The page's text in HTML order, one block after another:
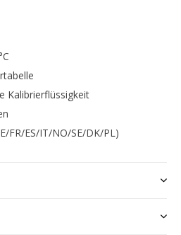
Kalibrierflüssigkeit
FR/ES/IT/NO/SE/DK/PL)